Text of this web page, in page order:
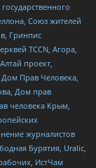
Союз жителей
Гринпис
TCCN, Агора,
проект,
Прав Человека,
Дом прав
человека Крым,
журналистов
Бурятия, Uralic,
ИстЧам